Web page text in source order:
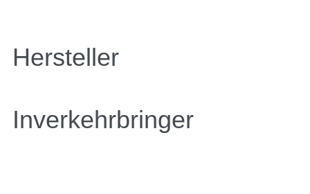
Hersteller
Inverkehrbringer